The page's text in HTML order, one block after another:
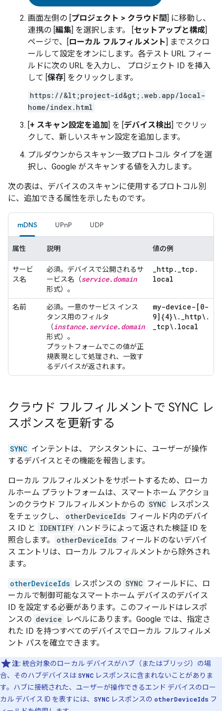
画面左側の [プロジェクト > クラウド間] に移動し、
連携の [編集] を選択します。 [セットアップと構成]
ページで、[ローカル フルフィルメント] までスクロ
ールして設定をオンにします。各テスト URL フィー
ルドに次の URL を入力し、 プロジェクト ID を挿入
して [保存] をクリックします。
https://&lt;project-id&gt;.web.app/local-
home/index.html
[+ スキャン設定を追加] を [デバイス検出] でクリッ
クして、新しいスキャン設定を追加します。
プルダウンからスキャン一致プロトコル タイプを選
択し、Google がスキャンする値を入力します。
次の表は、デバイスのスキャンに使用するプロトコル別
に、追加できる属性を示したものです。
mDNS UPnP UDP
属性 説明 値の例
サービ
ス名
必須。デバイスで公開されるサ
ービス名（service. domain
形式）。
_http . _tcp .
local
名前
必須。一意のサービス インス
タンス用のフィルタ
（instance. service. domain
形式）。
プラットフォームでこの値が正
規表現として処理され、一致す
るデバイスが返されます。
my-device-[0-
9]{4}\ . _http\ .
_tcp\ . local
クラウド フルフィルメントで SYNC レ
スポンスを更新する
SYNC インテントは、 アシスタントに、ユーザーが操作
するデバイスとその機能を報告します。
ローカル フルフィルメントをサポートするため、ローカ
ルホーム プラットフォームは、スマートホーム アクショ
ンのクラウド フルフィルメントからの SYNC
レスポンス
をチェックし、
otherDeviceIds フィールド内のデバイ
ス ID と
IDENTIFY ハンドラによって返された検証 ID を
照合します。
otherDeviceIds フィールドのないデバイ
ス エントリは、ローカル フルフィルメントから除外され
ます。
otherDeviceIds レスポンスの SYNC フィールドに、ロ
ーカルで制御可能なスマートホーム デバイスのデバイス
ID を設定する必要があります。このフィールドはレスポ
ンスの device
レベルにあります。Google では、指定さ
れた ID を持つすべてのデバイスでローカル フルフィルメ
ント パスを確立できます。
注: 統合対象のローカル デバイスがハブ（またはブリッジ）の場
合、そのハブデバイスは SYNC レスポンスに含まれないことがありま
す。ハブに接続された、ユーザーが操作できるエンド デバイスのロー
カル デバイス ID を表すには、 SYNC レスポンスの otherDeviceIds フ